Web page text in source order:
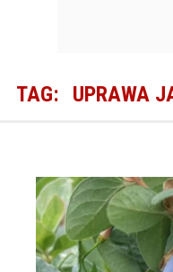
TAG: UPRAWA